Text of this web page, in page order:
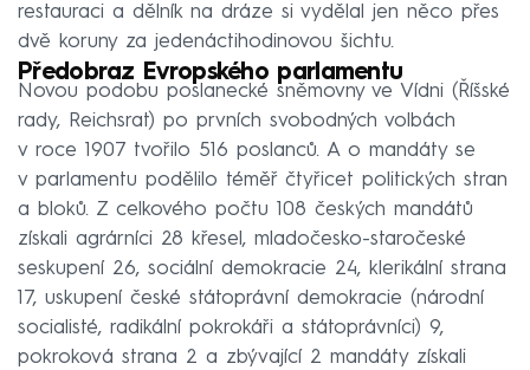
restauraci a dělník na dráze si vydělal jen něco přes
dvě koruny za jedenáctihodinovou šichtu.
Předobraz Evropského parlamentu
Novou podobu poslanecké sněmovny ve Vídni (Říšské
rady, Reichsrat) po prvních svobodných volbách
v roce 1907 tvořilo 516 poslanců. A o mandáty se
v parlamentu podělilo téměř čtyřicet politických stran
a bloků. Z celkového počtu 108 českých mandátů
získali agrárníci 28 křesel, mladočesko-staročeské
seskupení 26, sociální demokracie 24, klerikální strana
17, uskupení české státoprávní demokracie (národní
socialisté, radikální pokrokáři a státoprávníci) 9,
pokroková strana 2 a zbývající 2 mandáty získali